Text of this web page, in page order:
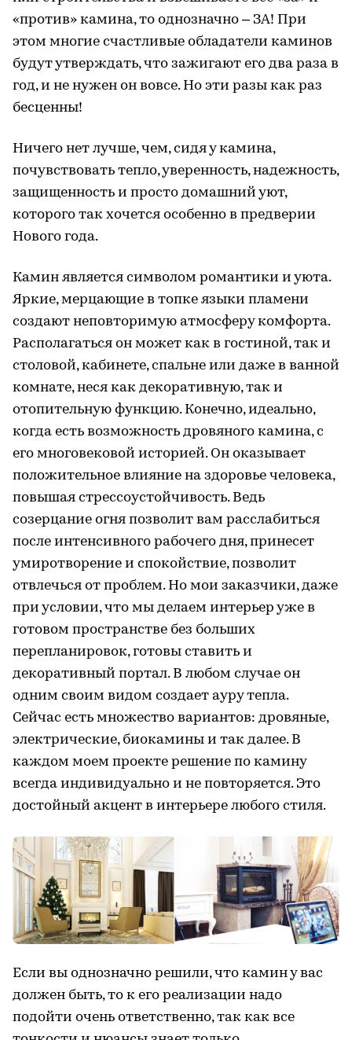
«против» камина, то однозначно – ЗА! При
этом многие счастливые обладатели каминов
будут утверждать, что зажигают его два раза в
год, и не нужен он вовсе. Но эти разы как раз
бесценны!
Ничего нет лучше, чем, сидя у камина,
почувствовать тепло, уверенность, надежность,
защищенность и просто домашний уют,
которого так хочется особенно в предверии
Нового года.
Камин является символом романтики и уюта.
Яркие, мерцающие в топке языки пламени
создают неповторимую атмосферу комфорта.
Располагаться он может как в гостиной, так и
столовой, кабинете, спальне или даже в ванной
комнате, неся как декоративную, так и
отопительную функцию. Конечно, идеально,
когда есть возможность дровяного камина, с
его многовековой историей. Он оказывает
положительное влияние на здоровье человека,
повышая стрессоустойчивость. Ведь
созерцание огня позволит вам расслабиться
после интенсивного рабочего дня, принесет
умиротворение и спокойствие, позволит
отвлечься от проблем. Но мои заказчики, даже
при условии, что мы делаем интерьер уже в
готовом пространстве без больших
перепланировок, готовы ставить и
декоративный портал. В любом случае он
одним своим видом создает ауру тепла.
Сейчас есть множество вариантов: дровяные,
электрические, биокамины и так далее. В
каждом моем проекте решение по камину
всегда индивидуально и не повторяется. Это
достойный акцент в интерьере любого стиля.
Если вы однозначно решили, что камин у вас
должен быть, то к его реализации надо
подойти очень ответственно, так как все